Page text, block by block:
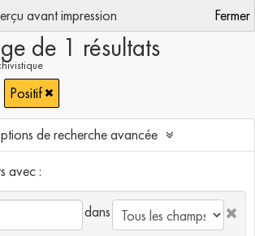
avant impression Fermer
de 1 résultats
Positif
de recherche avancée
avec :
dans